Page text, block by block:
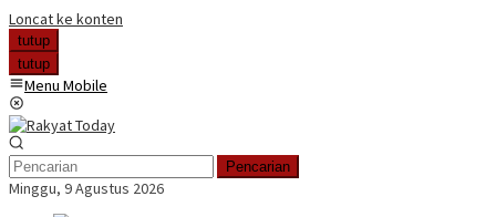
Loncat ke konten
tutup
tutup
Menu Mobile
Pencarian
Minggu, 9 Agustus 2026